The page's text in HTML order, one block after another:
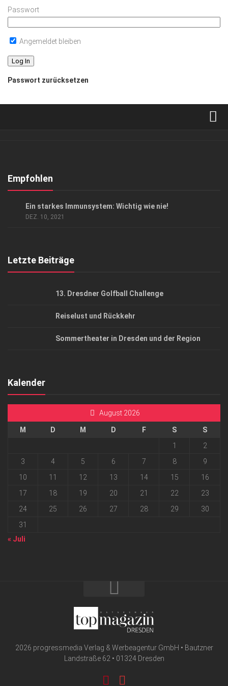
Passwort
Angemeldet bleiben
Passwort zurücksetzen
Kontakt, Impressum
Empfohlen
Ein starkes Immunsystem: Wichtig wie nie!
DEZ. 10, 2021
Letzte Beiträge
13. Dresdner Golfball Challenge
Reiselust und Rückkehr
Sommertheater in Dresden und der Region
Kalender
August 2026
M D M D F S
S
1
2
3
4 5 6 7 8
9
10
11 12 13 14 15
16
17
18 19 20 21 22
23
24
25 26 27 28 29
30
31
« Juli
2026 progressmedia Verlag & Werbeagentur GmbH • Bautzner
Landstraße 62 • 01324 Dresden